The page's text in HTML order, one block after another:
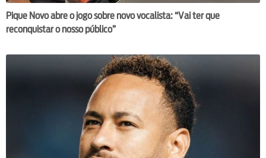
Pique Novo abre o jogo sobre novo vocalista: “Vai ter que
reconquistar o nosso público”